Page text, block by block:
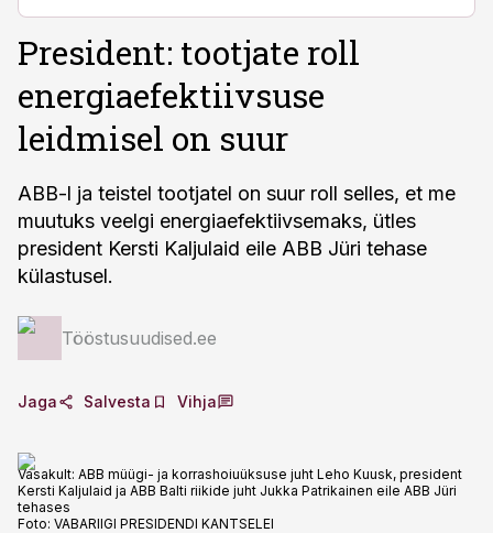
President: tootjate roll
energiaefektiivsuse
leidmisel on suur
ABB-l ja teistel tootjatel on suur roll selles, et me
muutuks veelgi energiaefektiivsemaks, ütles
president Kersti Kaljulaid eile ABB Jüri tehase
külastusel.
Tööstusuudised.ee
Jaga Salvesta Vihja
Vasakult: ABB müügi- ja korrashoiuüksuse juht Leho Kuusk, president
Kersti Kaljulaid ja ABB Balti riikide juht Jukka Patrikainen eile ABB Jüri
tehases
Foto: VABARIIGI PRESIDENDI KANTSELEI